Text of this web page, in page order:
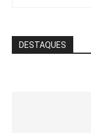
DESTAQUES